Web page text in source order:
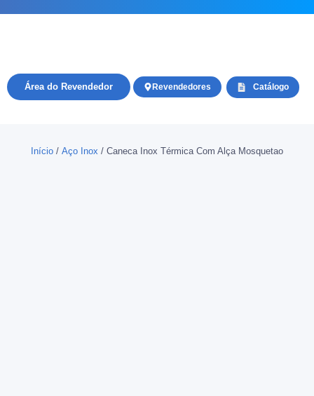
Catálogo
Revendedores
Área do Revendedor
Início / Aço Inox / Caneca Inox Térmica Com Alça Mosquetao